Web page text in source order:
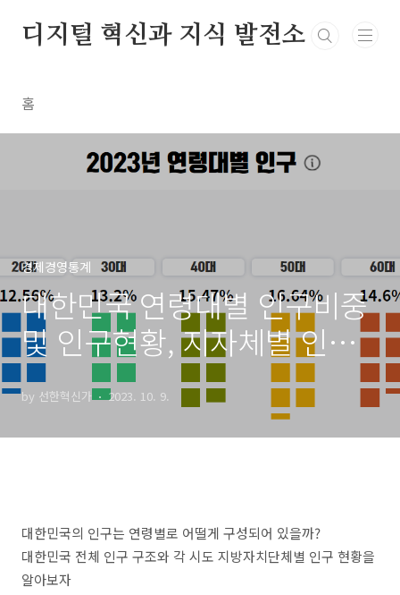
디지털 혁신과 지식 발전소
홈
경제경영통계
대한민국 연령대별 인구비중
및 인구현황, 지자체별 인구
현황 (23년)
by 선한혁신가 2023. 10. 9.
대한민국의 인구는 연령별로 어떨게 구성되어 있을까?
대한민국 전체 인구 구조와 각 시도 지방자치단체별 인구 현황을
알아보자